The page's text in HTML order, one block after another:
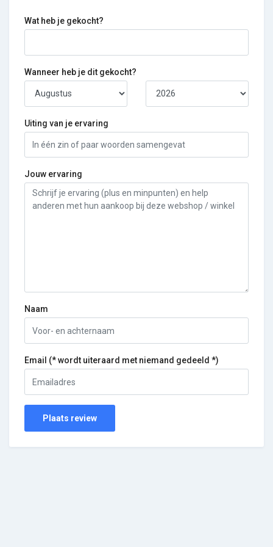
Wat heb je gekocht?
Wanneer heb je dit gekocht?
Uiting van je ervaring
Jouw ervaring
Naam
Email (* wordt uiteraard met niemand gedeeld *)
Plaats review